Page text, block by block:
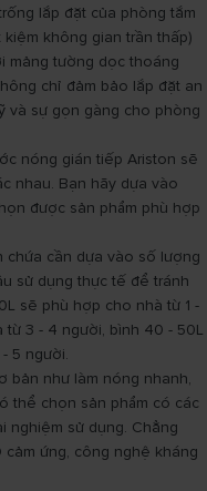
lắp đặt của phòng tắm
không gian trần thấp)
mảng tường dọc thoáng
chỉ đảm bảo lắp đặt an
và sự gọn gàng cho phòng
nóng gián tiếp Ariston sẽ
nhau. Bạn hãy dựa vào
được sản phẩm phù hợp
chứa cần dựa vào số lượng
sử dụng thực tế để tránh
sẽ phù hợp cho nhà từ 1 -
3 - 4 người, bình 40 - 50L
5 người.
bản như làm nóng nhanh,
thể chọn sản phẩm có các
nghiệm sử dụng. Chẳng
cảm ứng, công nghệ kháng